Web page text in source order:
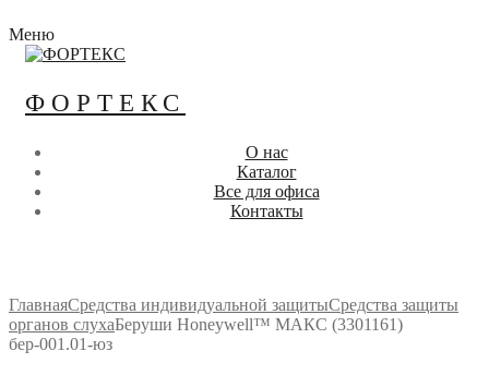
Меню
ФОРТЕКС
О нас
Каталог
Все для офиса
Контакты
ГлавнаяСредства индивидуальной защитыСредства защиты
органов слухаБеруши Honeywell™ МАКС (3301161)
бер-001.01-юз